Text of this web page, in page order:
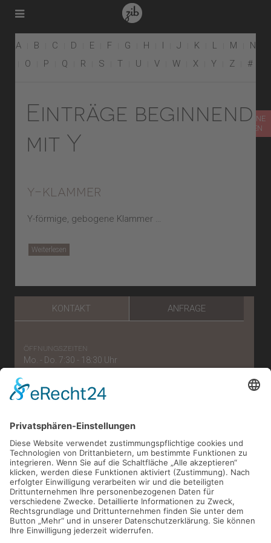
TERMIN ONLINE
VEREINBAREN
A B C D E F G H I J K L M
N
O
P Q R S T U V W X Y Z #
Einträge beginnend
mit Y
y-klammer
Y-förmige, gebogene Klammer …
Weiterlesen
KONTAKT ANFRAGE
öffnungszeiten
Mo. - Do. 7:30 - 18:30 Uhr
telefonnummer
e-mail
verwaltung[at]zahnaerzte-im-belgischen.de